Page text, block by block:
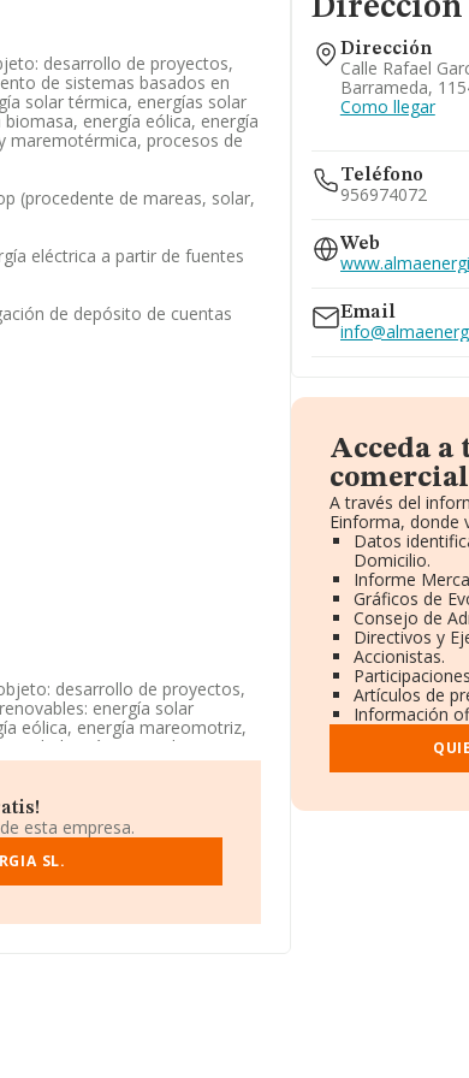
desarrollo de proyectos,
de sistemas basados en
solar térmica, energías solar
energía eólica, energía
maremotérmica, procesos de
(procedente de mareas, solar,
eléctrica a partir de fuentes
de depósito de cuentas
desarrollo de proyectos,
energía solar
eólica, energía mareomotriz,
está registrada como
'Transporte de energía
y el correo electrónico
B72266497, tiene su domicilio
esta empresa.
SL.
Dirección
Dirección
Calle Rafael
Barrameda,
Como llegar
Teléfono
956974072
Web
Email
Acceda
A través del
Einforma, donde
Datos
Domicilio.
Informe
Gráficos de
Consejo de
Directivos y
Accionistas.
Artículos de
Información